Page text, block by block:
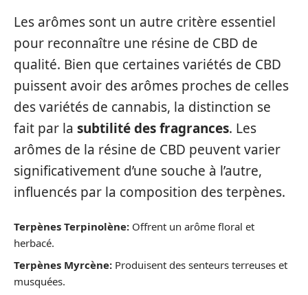
Les arômes sont un autre critère essentiel
pour reconnaître une résine de CBD de
qualité. Bien que certaines variétés de CBD
puissent avoir des arômes proches de celles
des variétés de cannabis, la distinction se
fait par la subtilité des fragrances. Les
arômes de la résine de CBD peuvent varier
significativement d’une souche à l’autre,
influencés par la composition des terpènes.
Terpènes Terpinolène: Offrent un arôme floral et
herbacé.
Terpènes Myrcène: Produisent des senteurs terreuses et
musquées.